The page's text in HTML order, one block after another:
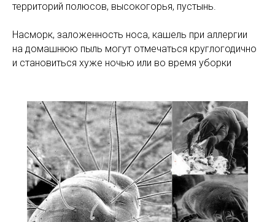
территорий полюсов, высокогорья, пустынь.
Насморк, заложенность носа, кашель при аллергии
на домашнюю пыль могут отмечаться круглогодично
и становиться хуже ночью или во время уборки